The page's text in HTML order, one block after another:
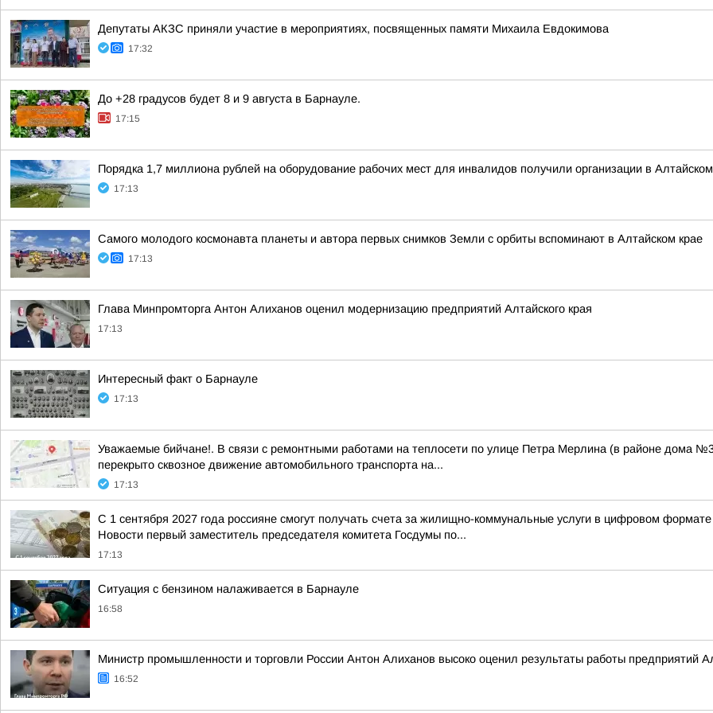
Депутаты АКЗС приняли участие в мероприятиях, посвященных памяти Михаила Евдокимова
17:32
До +28 градусов будет 8 и 9 августа в Барнауле.
17:15
Порядка 1,7 миллиона рублей на оборудование рабочих мест для инвалидов получили организации в
17:13
Самого молодого космонавта планеты и автора первых снимков Земли с орбиты вспоминают в Алтайском крае
17:13
Глава Минпромторга Антон Алиханов оценил модернизацию предприятий Алтайского края
17:13
Интересный факт о Барнауле
17:13
Уважаемые бийчане!. В связи с ремонтными работами на теплосети по улице Петра Мерлина (в районе дома
перекрыто сквозное движение автомобильного транспорта на...
17:13
С 1 сентября 2027 года россияне смогут получать счета за жилищно-коммунальные услуги в цифровом
Новости первый заместитель председателя комитета Госдумы по...
17:13
Ситуация с бензином налаживается в Барнауле
16:58
Министр промышленности и торговли России Антон Алиханов высоко оценил результаты работы предприятий
16:52